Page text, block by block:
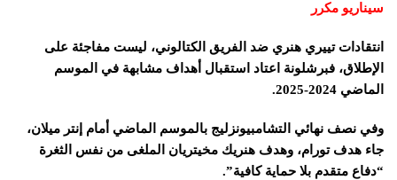
سيناريو مكرر
انتقادات تييري هنري ضد الفريق الكتالوني، ليست مفاجئة على
الإطلاق، فبرشلونة اعتاد استقبال أهداف مشابهة في الموسم
الماضي 2024-2025.
وفي نصف نهائي التشامبيونزليج بالموسم الماضي أمام إنتر ميلان،
جاء هدف تورام، وهدف هنريك مخيتريان الملغى من نفس الثغرة
“دفاع متقدم بلا حماية كافية”.